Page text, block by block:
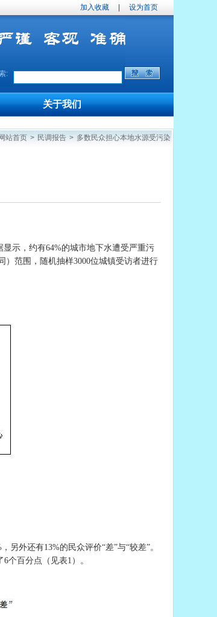
加入收藏 设为首页
:
关于我们
网站首页 > 民调报告 > 多数民众担心本地水源受污染
显示，约有64%的城市地下水遭受严重污
范围，随机抽样3000位城镇受访者进行
另外还有13%的民众评价“差”与“较差”。
个百分点（见表1）。